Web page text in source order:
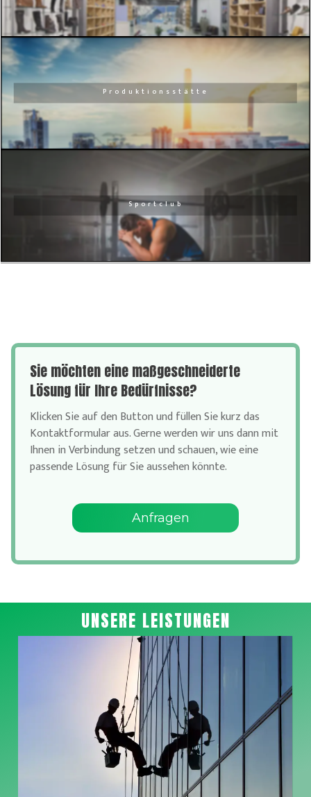
Produktionsstätte
Sportclub
Sie möchten eine maßgeschneiderte
Lösung für Ihre Bedürfnisse?
Klicken Sie auf den Button und füllen Sie kurz das
Kontaktformular aus. Gerne werden wir uns dann mit
Ihnen in Verbindung setzen und schauen, wie eine
passende Lösung für Sie aussehen könnte.
Anfragen
UNSERE LEISTUNGEN